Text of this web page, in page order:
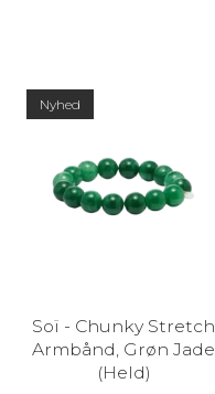
Nyhed
Soï - Chunky Stretch
Armbånd, Grøn Jade
(Held)